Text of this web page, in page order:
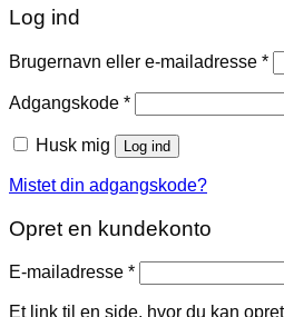
Log ind
Brugernavn eller e-mailadresse *
Adgangskode *Påkrævet
Husk mig Log ind
Mistet din adgangskode?
Opret en kundekonto
E-mailadresse *Påkrævet
Et link til en side, hvor du kan